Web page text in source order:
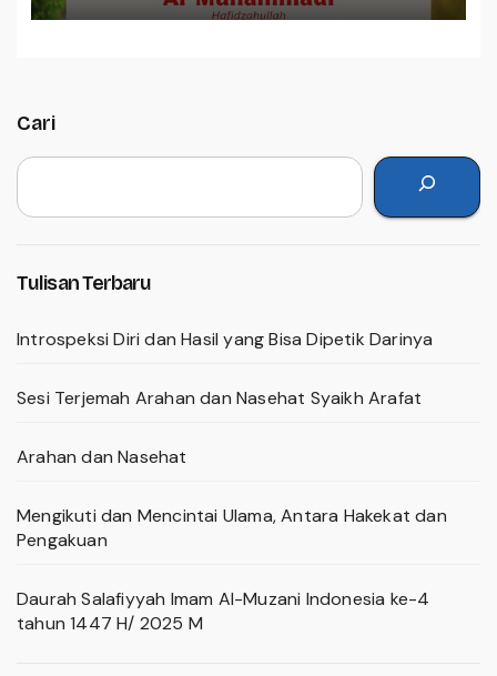
Cari
Tulisan Terbaru
Introspeksi Diri dan Hasil yang Bisa Dipetik Darinya
Sesi Terjemah Arahan dan Nasehat Syaikh Arafat
Arahan dan Nasehat
Mengikuti dan Mencintai Ulama, Antara Hakekat dan
Pengakuan
Daurah Salafiyyah Imam Al-Muzani Indonesia ke-4
tahun 1447 H/ 2025 M